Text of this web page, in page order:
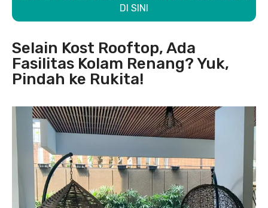
DI SINI
Selain Kost Rooftop, Ada
Fasilitas Kolam Renang? Yuk,
Pindah ke Rukita!